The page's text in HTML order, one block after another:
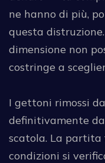
ne hanno di più,
questa
dimensione non
costringe a
I gettoni rimossi
definitivamente
scatola. La partita
condizioni si